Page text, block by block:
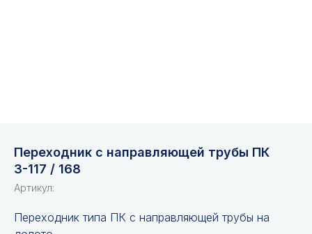
Переходник с направляющей трубы ПК
З-117 / 168
Артикул:
Переходник типа ПК с направляющей трубы на